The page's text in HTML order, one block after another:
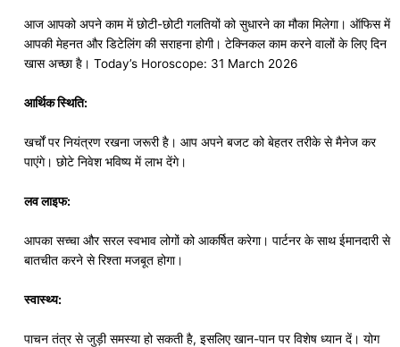
आज आपको अपने काम में छोटी-छोटी गलतियों को सुधारने का मौका मिलेगा। ऑफिस में
आपकी मेहनत और डिटेलिंग की सराहना होगी। टेक्निकल काम करने वालों के लिए दिन
खास अच्छा है। Today’s Horoscope: 31 March 2026
आर्थिक स्थिति:
खर्चों पर नियंत्रण रखना जरूरी है। आप अपने बजट को बेहतर तरीके से मैनेज कर
पाएंगे। छोटे निवेश भविष्य में लाभ देंगे।
लव लाइफ:
आपका सच्चा और सरल स्वभाव लोगों को आकर्षित करेगा। पार्टनर के साथ ईमानदारी से
बातचीत करने से रिश्ता मजबूत होगा।
स्वास्थ्य:
पाचन तंत्र से जुड़ी समस्या हो सकती है, इसलिए खान-पान पर विशेष ध्यान दें। योग